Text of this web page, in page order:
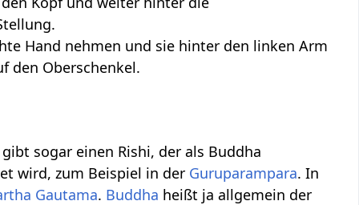
Hand nehmen und sie hinter den linken Arm
den Oberschenkel.
sogar einen Rishi, der als Buddha
wird, zum Beispiel in der Guruparampara. In
Gautama. Buddha heißt ja allgemein der